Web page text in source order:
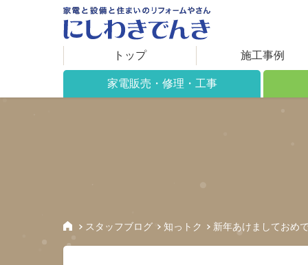
トップ 施工事例
家電販売・修理・工事
保証期間
アフターサービス
スタッフブログ 知っトク 新年あけましておめ